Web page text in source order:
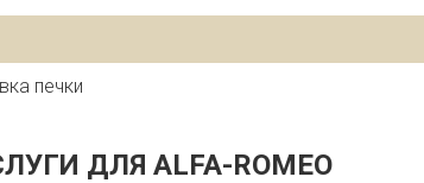
печки
ДЛЯ ALFA-ROMEO